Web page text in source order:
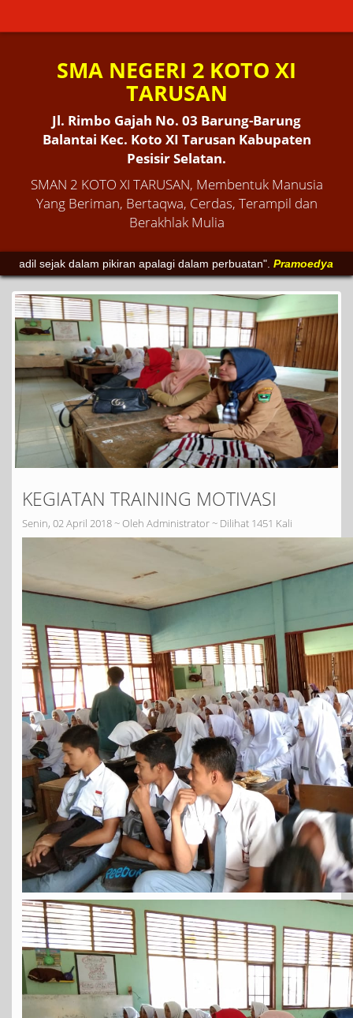
SMA NEGERI 2 KOTO XI
TARUSAN
Jl. Rimbo Gajah No. 03 Barung-Barung
Balantai Kec. Koto XI Tarusan Kabupaten
Pesisir Selatan.
SMAN 2 KOTO XI TARUSAN, Membentuk Manusia
Yang Beriman, Bertaqwa, Cerdas, Terampil dan
Berakhlak Mulia
pikiran apalagi dalam perbuatan". Pramoedya Ananta Toer
KEGIATAN TRAINING MOTIVASI
Senin, 02 April 2018 ~ Oleh Administrator ~ Dilihat 1451 Kali